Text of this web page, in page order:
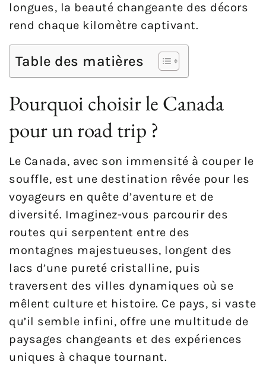
longues, la beauté changeante des décors
rend chaque kilomètre captivant.
Table des matières
Pourquoi choisir le Canada
pour un road trip ?
Le Canada, avec son immensité à couper le
souffle, est une destination rêvée pour les
voyageurs en quête d’aventure et de
diversité. Imaginez-vous parcourir des
routes qui serpentent entre des
montagnes majestueuses, longent des
lacs d’une pureté cristalline, puis
traversent des villes dynamiques où se
mêlent culture et histoire. Ce pays, si vaste
qu’il semble infini, offre une multitude de
paysages changeants et des expériences
uniques à chaque tournant.